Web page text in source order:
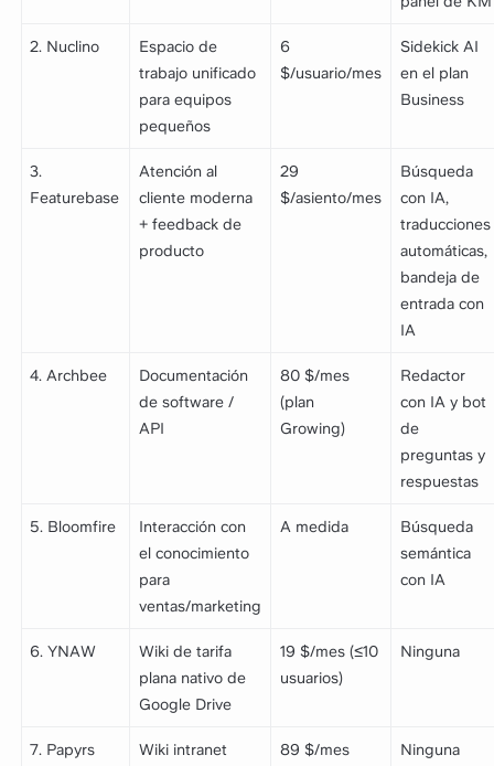
2. Nuclino
Espacio de
trabajo unificado
para equipos
pequeños
6
$/usuario/mes
Sidekick AI
en el plan
Business
3.
Featurebase
Atención al
cliente moderna
+ feedback de
producto
29
$/asiento/mes
Búsqueda
con IA,
traducciones
automáticas,
bandeja de
entrada con
IA
4. Archbee
Documentación
de software /
API
80 $/mes
(plan
Growing)
Redactor
con IA y bot
de
preguntas y
respuestas
5. Bloomfire
Interacción con
el conocimiento
para
ventas/marketing
A medida
Búsqueda
semántica
con IA
6. YNAW
Wiki de tarifa
plana nativo de
Google Drive
19 $/mes (≤10
usuarios)
Ninguna
7. Papyrs
Wiki intranet
89 $/mes
Ninguna